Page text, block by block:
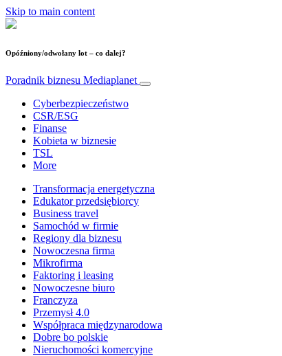
Skip to main content
Opóźniony/odwołany lot – co dalej?
Poradnik biznesu Mediaplanet
Cyberbezpieczeństwo
CSR/ESG
Finanse
Kobieta w biznesie
TSL
More
Transformacja energetyczna
Edukator przedsiębiorcy
Business travel
Samochód w firmie
Regiony dla biznesu
Nowoczesna firma
Mikrofirma
Faktoring i leasing
Nowoczesne biuro
Franczyza
Przemysł 4.0
Współpraca międzynarodowa
Dobre bo polskie
Nieruchomości komercyjne